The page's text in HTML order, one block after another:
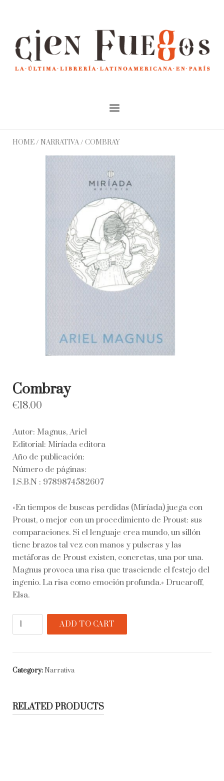
Menu
HOME/ NARRATIVA/ COMBRAY
Combray
€18.00
Autor: Magnus, Ariel
Editorial: Miríada editora
Año de publicación:
Número de páginas:
I.S.B.N : 9789874582607
«En tiempos de buscas perdidas (Miríada) juega con
Proust, o mejor con un procedimiento de Proust: sus
comparaciones. Si el lenguaje crea mundo, un sillón
tiene brazos tal vez con manos y pulseras y las
metáforas de Proust existen, concretas, una por una.
Magnus provoca una risa que trasciende el festejo del
ingenio. La risa como emoción profunda.» Drucaroff,
Elsa.
Combray
ADD TO CART
Category:Narrativa
RELATED PRODUCTS